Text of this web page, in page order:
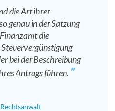
die Art ihrer
genau in der Satzung
die
bei der Beschreibung
Antrags führen.
Rechtsanwalt